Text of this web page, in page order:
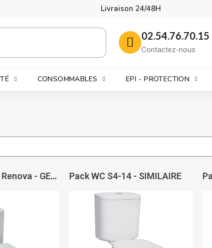
Livraison 24/48H
02.54.76.70.15
Contactez-nous
CONSOMMABLES EPI - PROTECTION
Pack WC au sol Renova - GEBERIT Pack WC S4-14 - SIMILAIRE